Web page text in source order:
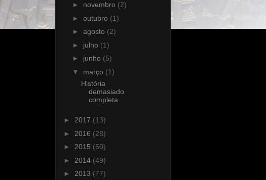
► novembro (2)
► outubro (1)
► agosto (2)
► julho (1)
► junho (5)
▼ março (1)
História
demasiado
completa
► 2017 (13)
► 2016 (28)
► 2015 (50)
► 2014 (49)
► 2013 (77)